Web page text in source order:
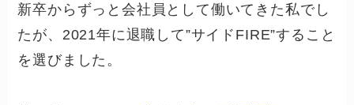
新卒からずっと会社員として働いてきた私でし
たが、2021年に退職して”サイドFIRE”すること
を選びました。